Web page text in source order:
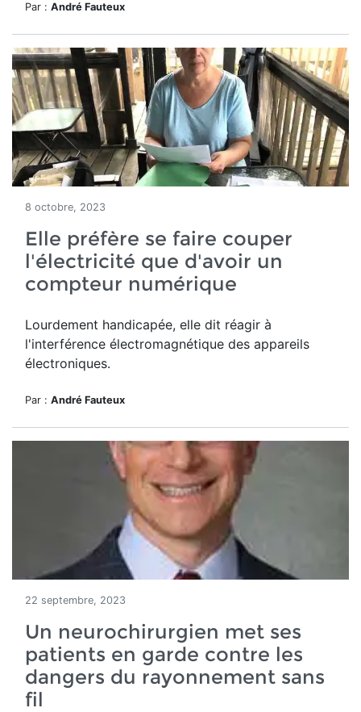
Par : André Fauteux
8 octobre, 2023
Elle préfère se faire couper
l'électricité que d'avoir un
compteur numérique
Lourdement handicapée, elle dit réagir à
l'interférence électromagnétique des appareils
électroniques.
Par : André Fauteux
22 septembre, 2023
Un neurochirurgien met ses
patients en garde contre les
dangers du rayonnement sans
fil